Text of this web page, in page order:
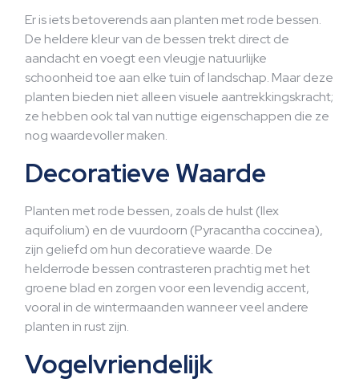
Er is iets betoverends aan planten met rode bessen.
De heldere kleur van de bessen trekt direct de
aandacht en voegt een vleugje natuurlijke
schoonheid toe aan elke tuin of landschap. Maar deze
planten bieden niet alleen visuele aantrekkingskracht;
ze hebben ook tal van nuttige eigenschappen die ze
nog waardevoller maken.
Decoratieve Waarde
Planten met rode bessen, zoals de hulst (Ilex
aquifolium) en de vuurdoorn (Pyracantha coccinea),
zijn geliefd om hun decoratieve waarde. De
helderrode bessen contrasteren prachtig met het
groene blad en zorgen voor een levendig accent,
vooral in de wintermaanden wanneer veel andere
planten in rust zijn.
Vogelvriendelijk